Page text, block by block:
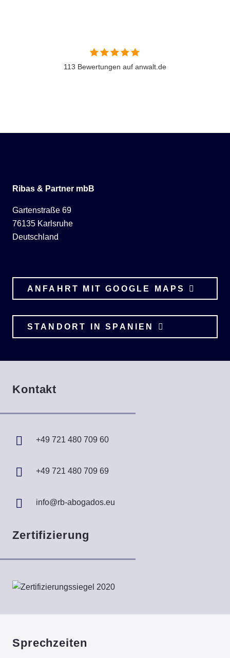
113 Bewertungen auf anwalt.de
Ribas & Partner mbB
Gartenstraße 69
76135 Karlsruhe
Deutschland
ANFAHRT MIT GOOGLE MAPS
STANDORT IN SPANIEN
Kontakt
+49 721 480 709 60
+49 721 480 709 69
info@rb-abogados.eu
Zertifizierung
Sprechzeiten